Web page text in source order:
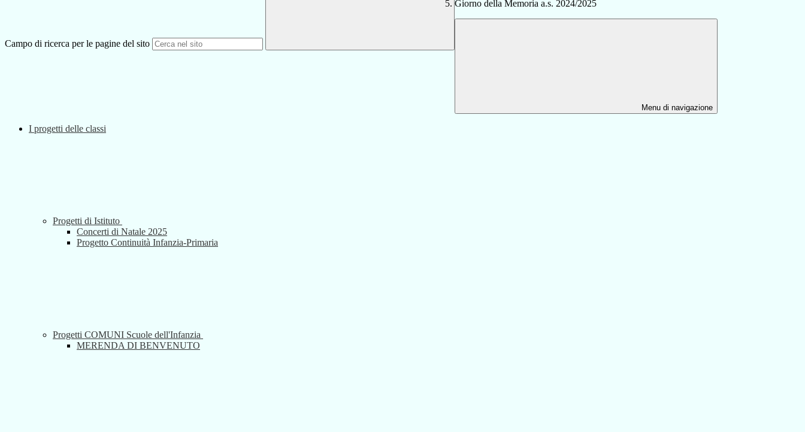
Campo di ricerca per le pagine del sito
Giorno della Memoria a.s. 2024/2025
Menu di navigazione
I progetti delle classi
Progetti di Istituto
Concerti di Natale 2025
Progetto Continuità Infanzia-Primaria
Progetti COMUNI Scuole dell'Infanzia
MERENDA DI BENVENUTO